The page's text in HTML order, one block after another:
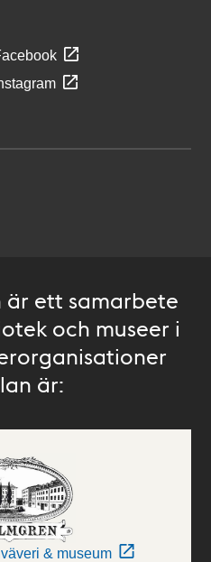
är ett samarbete
och museer i
är:
& museum